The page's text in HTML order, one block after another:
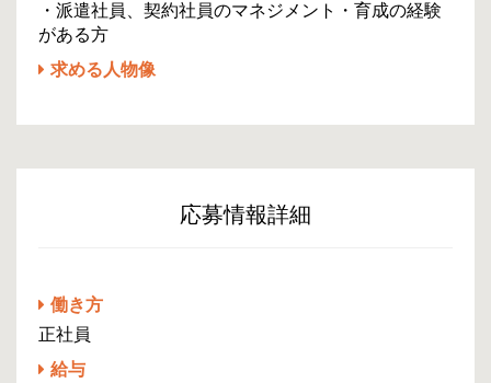
・派遣社員、契約社員のマネジメント・育成の経験
がある方
求める人物像
応募情報詳細
働き方
正社員
給与